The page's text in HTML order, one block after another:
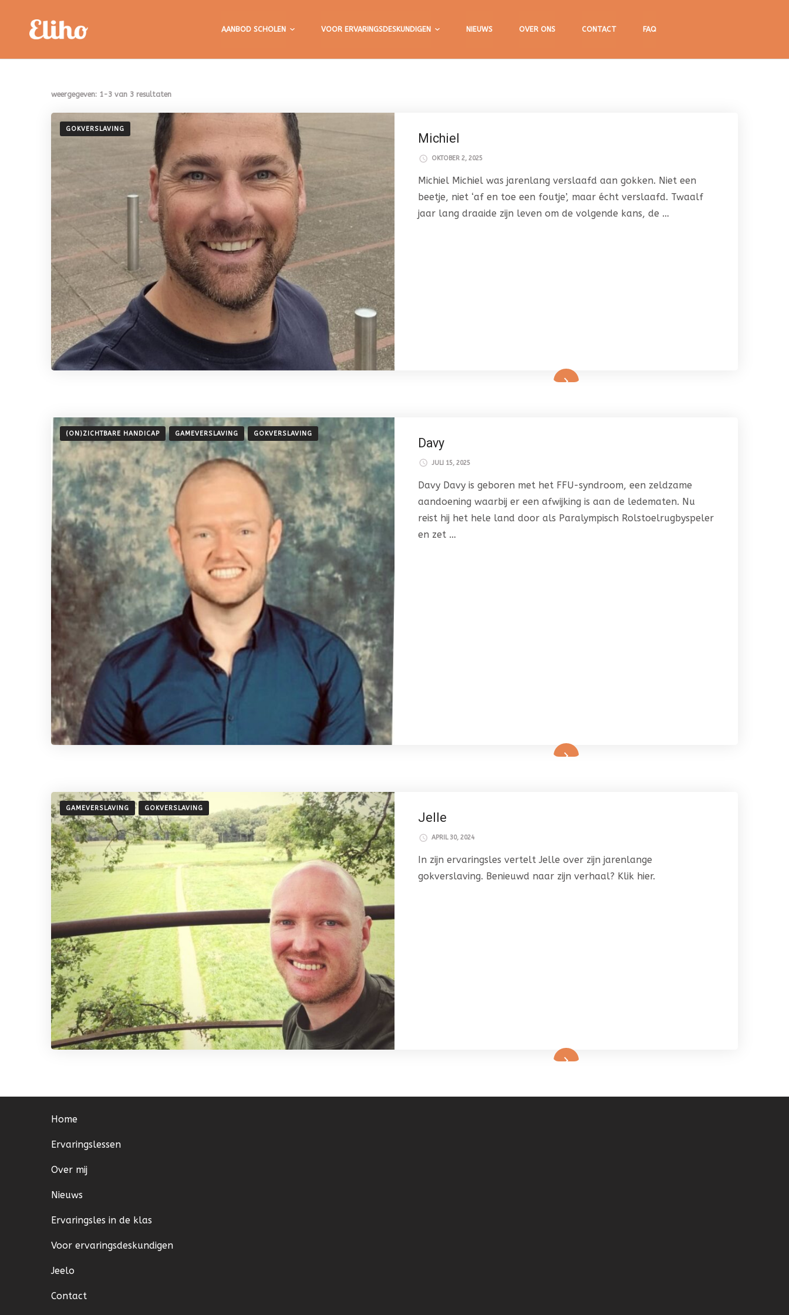
Eliho AANBOD SCHOLEN VOOR ERVARINGSDESKUNDIGEN NIEUWS OVER ONS CONTACT FAQ
weergegeven: 1-3 van 3 resultaten
GOKVERSLAVING
Michiel
OKTOBER 2, 2025
Michiel Michiel was jarenlang verslaafd aan gokken. Niet een
beetje, niet ‘af en toe een foutje’, maar écht verslaafd. Twaalf
jaar lang draaide zijn leven om de volgende kans, de …
(ON)ZICHTBARE HANDICAP GAMEVERSLAVING GOKVERSLAVING
Davy
JULI 15, 2025
Davy Davy is geboren met het FFU-syndroom, een zeldzame
aandoening waarbij er een afwijking is aan de ledematen. Nu
reist hij het hele land door als Paralympisch Rolstoelrugbyspeler
en zet …
GAMEVERSLAVING GOKVERSLAVING
Jelle
APRIL 30, 2024
In zijn ervaringsles vertelt Jelle over zijn jarenlange
gokverslaving. Benieuwd naar zijn verhaal? Klik hier.
Home
Ervaringslessen
Over mij
Nieuws
Ervaringsles in de klas
Voor ervaringsdeskundigen
Jeelo
Contact